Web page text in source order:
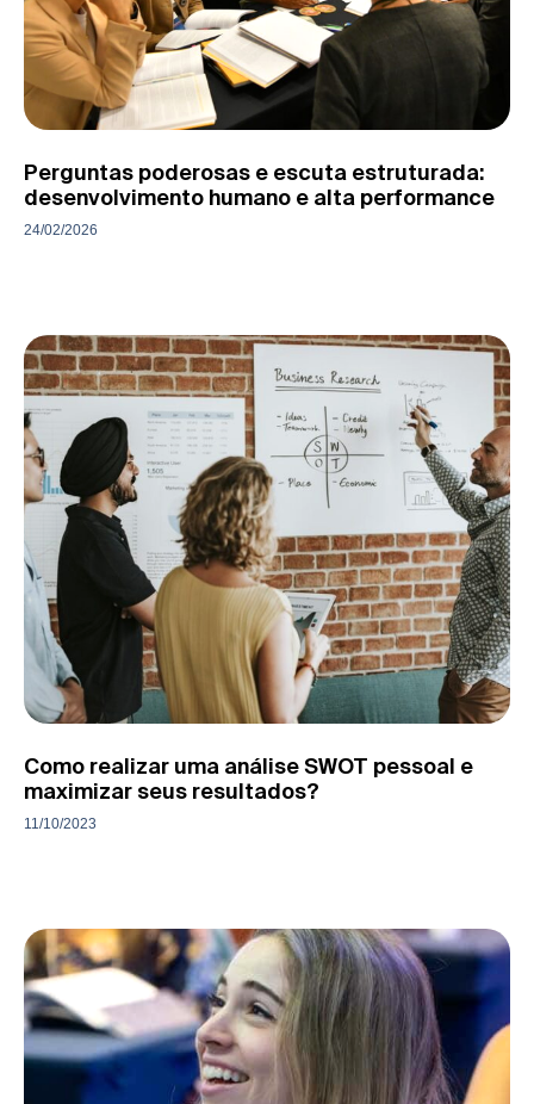
Perguntas poderosas e escuta estruturada:
desenvolvimento humano e alta performance
24/02/2026
Como realizar uma análise SWOT pessoal e
maximizar seus resultados?
11/10/2023